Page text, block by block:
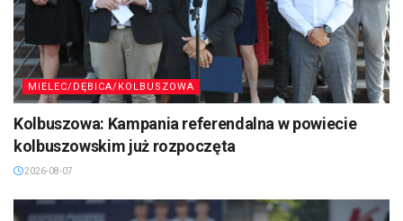
MIELEC/DĘBICA/KOLBUSZOWA
Kolbuszowa: Kampania referendalna w powiecie
kolbuszowskim już rozpoczęta
2026-08-07